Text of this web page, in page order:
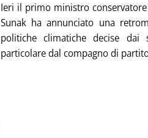
Ieri il primo ministro
Sunak ha annunciato una
politiche climatiche decise dai
particolare dal compagno di